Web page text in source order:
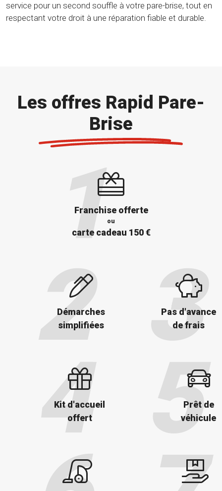
service pour un second souffle à votre pare-brise, tout en
respectant votre droit à une réparation fiable et durable.
Les offres Rapid Pare-
Brise
Franchise offerte
ou
carte cadeau 150 €
Démarches
simplifiées
Pas d'avance
de frais
Kit d'accueil
offert
Prêt de
véhicule